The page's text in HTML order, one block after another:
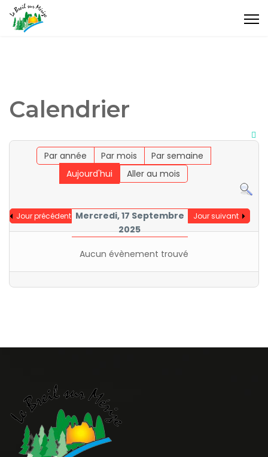
Calendrier
Par année Par mois
Par semaine
Aujourd'hui
Aller au mois
Jour précédent Mercredi, 17 Septembre
2025
Jour suivant
Aucun évènement trouvé